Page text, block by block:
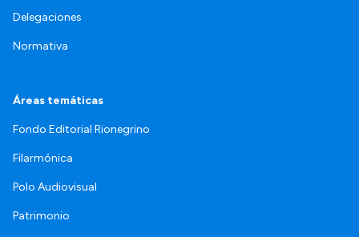
Delegaciones
Normativa
Áreas temáticas
Fondo Editorial Rionegrino
Filarmónica
Polo Audiovisual
Patrimonio